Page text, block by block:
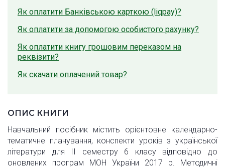
Як оплатити Банківською карткою (liqpay)?
Як оплатити за допомогою особистого рахунку?
Як оплатити книгу грошовим переказом на
реквізити?
Як скачати оплачений товар?
ОПИС КНИГИ
Навчальний посібник містить орієнтовне календарно-
тематичне планування, конспекти уроків з української
літератури для II семестру 6 класу відповідно до
оновлених програм МОН України 2017 р. Методичні